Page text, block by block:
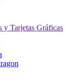
y Tarjetas Gráficas